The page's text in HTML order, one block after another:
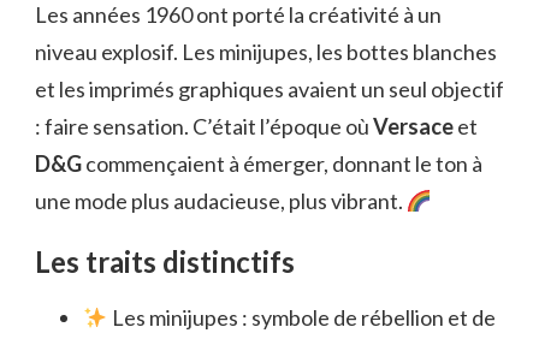
Les années 1960 ont porté la créativité à un
niveau explosif. Les minijupes, les bottes blanches
et les imprimés graphiques avaient un seul objectif
: faire sensation. C’était l’époque oùVersaceet
D&Gcommençaient à émerger, donnant le ton à
une mode plus audacieuse, plus vibrant.
Les traits distinctifs
Les minijupes : symbole de rébellion et de